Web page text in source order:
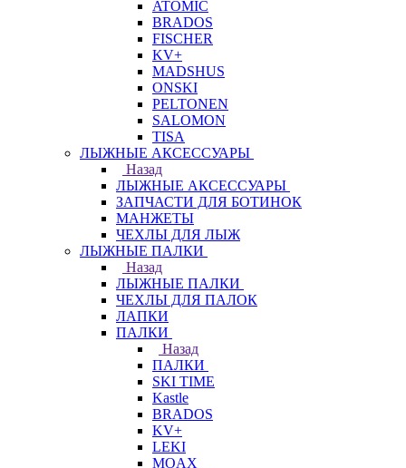
ATOMIC
BRADOS
FISCHER
KV+
MADSHUS
ONSKI
PELTONEN
SALOMON
TISA
ЛЫЖНЫЕ АКСЕССУАРЫ
Назад
ЛЫЖНЫЕ АКСЕССУАРЫ
ЗАПЧАСТИ ДЛЯ БОТИНОК
МАНЖЕТЫ
ЧЕХЛЫ ДЛЯ ЛЫЖ
ЛЫЖНЫЕ ПАЛКИ
Назад
ЛЫЖНЫЕ ПАЛКИ
ЧЕХЛЫ ДЛЯ ПАЛОК
ЛАПКИ
ПАЛКИ
Назад
ПАЛКИ
SKI TIME
Kastle
BRADOS
KV+
LEKI
MOAX